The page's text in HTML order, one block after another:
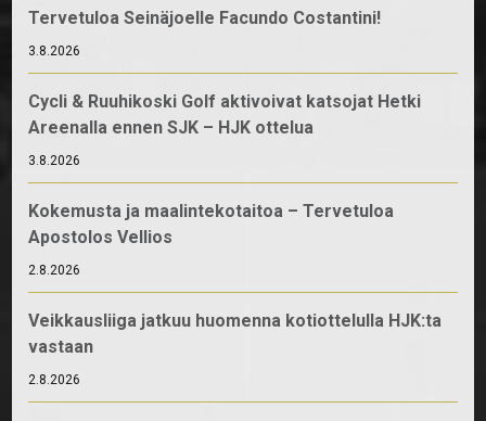
Tervetuloa Seinäjoelle Facundo Costantini!
3.8.2026
Cycli & Ruuhikoski Golf aktivoivat katsojat Hetki
Areenalla ennen SJK – HJK ottelua
3.8.2026
Kokemusta ja maalintekotaitoa – Tervetuloa
Apostolos Vellios
2.8.2026
Veikkausliiga jatkuu huomenna kotiottelulla HJK:ta
vastaan
2.8.2026